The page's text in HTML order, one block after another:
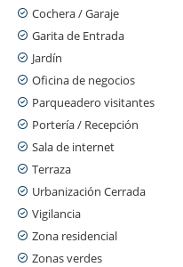
Cochera / Garaje
Garita de Entrada
Jardín
Oficina de negocios
Parqueadero visitantes
Portería / Recepción
Sala de internet
Terraza
Urbanización Cerrada
Vigilancia
Zona residencial
Zonas verdes